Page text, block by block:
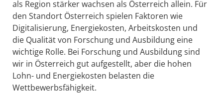
als Region stärker wachsen als Österreich allein. Für
den Standort Österreich spielen Faktoren wie
Digitalisierung, Energiekosten, Arbeitskosten und
die Qualität von Forschung und Ausbildung eine
wichtige Rolle. Bei Forschung und Ausbildung sind
wir in Österreich gut aufgestellt, aber die hohen
Lohn- und Energiekosten belasten die
Wettbewerbsfähigkeit.